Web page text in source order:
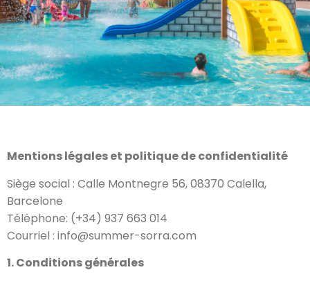
Mentions légales et politique de confidentialité
Siège social : Calle Montnegre 56, 08370 Calella,
Barcelone
Téléphone: (+34) 937 663 014
Courriel : info@summer-sorra.com
1. Conditions générales